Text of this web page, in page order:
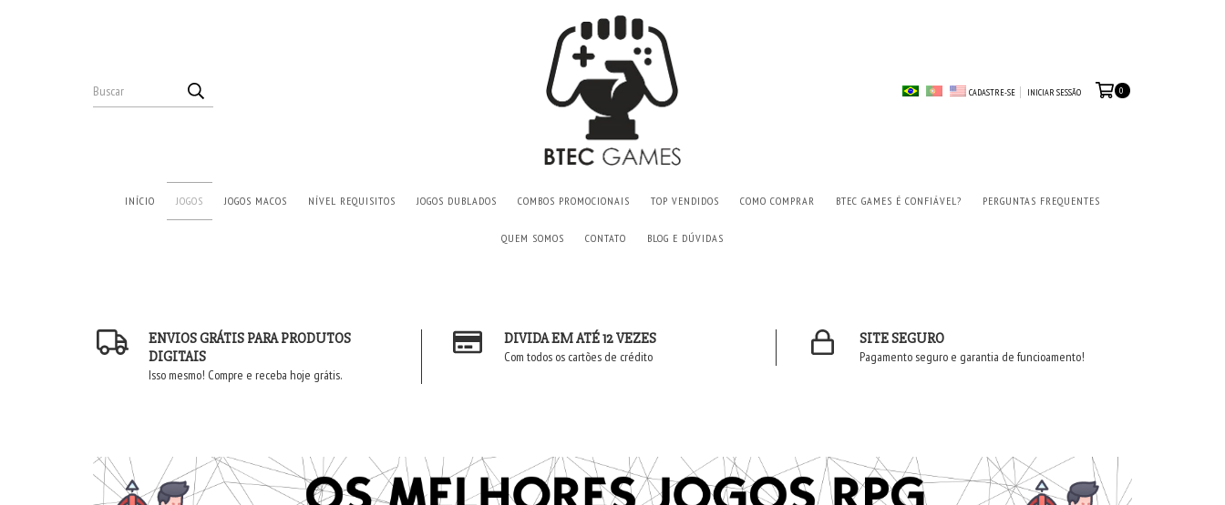
CADASTRE-SE INICIAR SESSÃO 0
INÍCIO JOGOS JOGOS MACOS NÍVEL REQUISITOS JOGOS DUBLADOS COMBOS PROMOCIONAIS TOP VENDIDOS COMO COMPRAR BTEC GAMES É CONFIÁVEL? PERGUNTAS FREQUENTES
QUEM SOMOS CONTATO BLOG E DÚVIDAS
ENVIOS GRÁTIS PARA PRODUTOS
DIGITAIS
Isso mesmo! Compre e receba hoje grátis.
DIVIDA EM ATÉ 12 VEZES
Com todos os cartões de crédito
SITE SEGURO
Pagamento seguro e garantia de funcioamento!